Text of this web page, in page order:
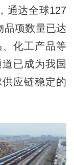
通达全球127
品项数量已达
化工产品等
已成为我国
应链稳定的